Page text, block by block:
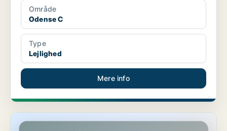
Område
Odense C
Type
Lejlighed
Mere info
Lejlighed i Humble